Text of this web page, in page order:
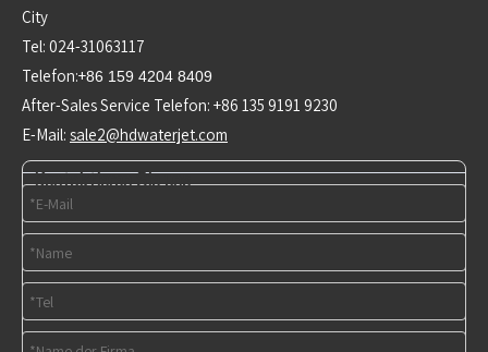
City
Tel: 024-31063117
Telefon:+86 159 4204 8409
After-Sales Service Telefon: +86 135 9191 9230
E-Mail: sale2@hdwaterjet.com
Kontaktieren Sie uns